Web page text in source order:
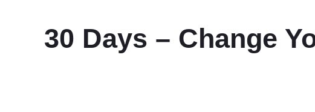
30 Days – Change